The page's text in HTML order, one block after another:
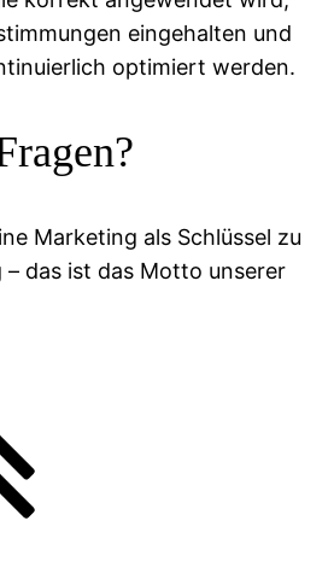
eingehalten und
optimiert werden.
Marketing als Schlüssel zu
das ist das Motto unserer